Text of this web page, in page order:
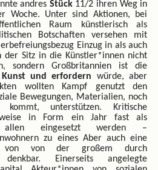
andres Stück 11/2 ihren Weg in
Woche. Unter sind Aktionen, bei
Raum künstlerisch als
Botschaften versehen mit
Einzug in als auch
der Sitz in die Künstler*innen nicht
sondern Großbritannien ist die
Kunst und erfordern würde, aber
wollten Kampf genutzt den
Bewegungen, Materialien, noch
kommt, unterstützen. Kritische
in Form ein Jahr fast als
allen eingesetzt werden –
zu eines Aber auch eine
von von der großem durch
Einerseits angelegte